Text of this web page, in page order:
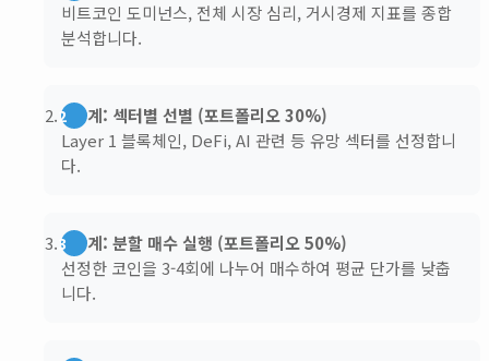
비트코인 도미넌스, 전체 시장 심리, 거시경제 지표를 종합
분석합니다.
2단계: 섹터별 선별 (포트폴리오 30%)
Layer 1 블록체인, DeFi, AI 관련 등 유망 섹터를 선정합니
다.
3단계: 분할 매수 실행 (포트폴리오 50%)
선정한 코인을 3-4회에 나누어 매수하여 평균 단가를 낮춥
니다.